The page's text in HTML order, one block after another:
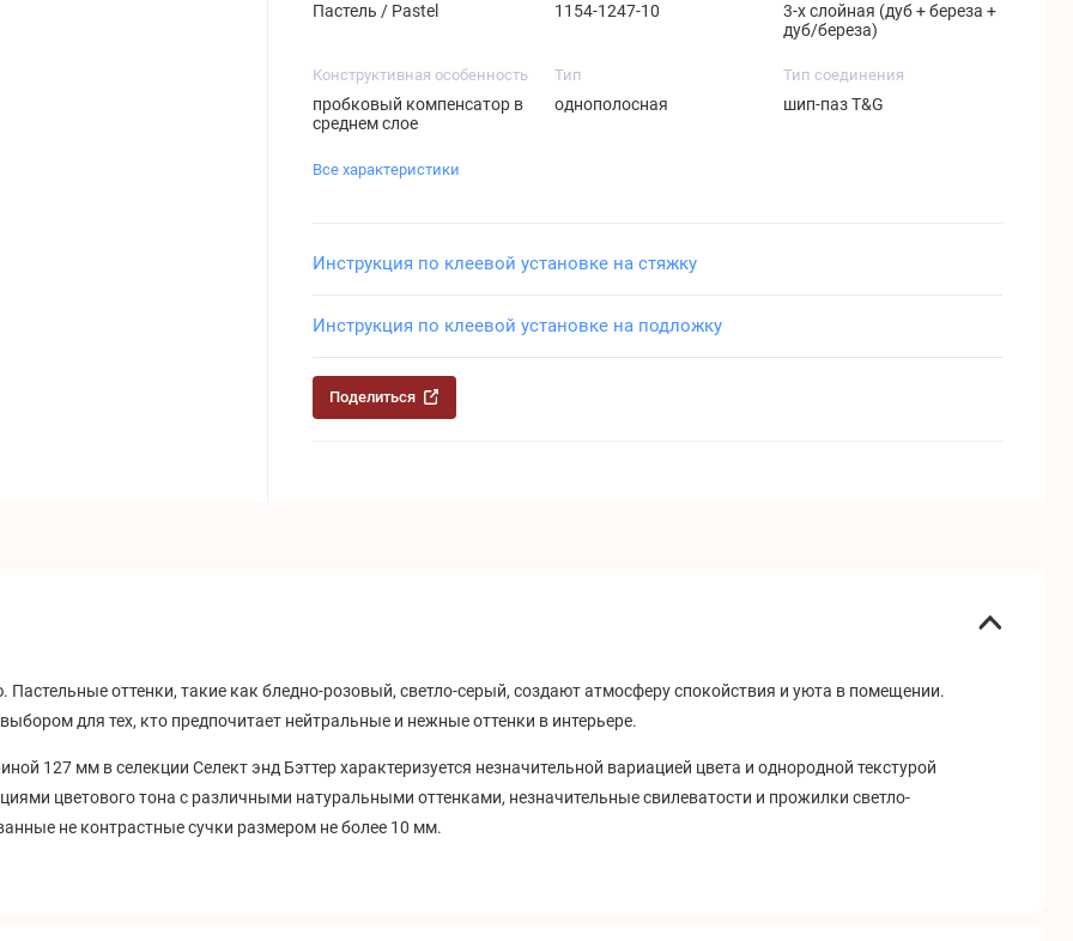
Пастель / Pastel 1154-1247-10
3-х слойная (дуб + береза +
дуб/береза)
Конструктивная особенность
пробковый компенсатор в
среднем слое
Тип
однополосная
Тип соединения
шип-паз T&G
Все характеристики
Поделиться
Инструкция по клеевой установке на стяжку
Инструкция по клеевой установке на подложку
оттенки, такие как бледно-розовый, светло-серый, создают атмосферу спокойствия и уюта в помещении.
для тех, кто предпочитает нейтральные и нежные оттенки в интерьере.
127 мм в селекции Селект энд Бэттер характеризуется незначительной вариацией цвета и однородной текстурой
цветового тона с различными натуральными оттенками, незначительные свилеватости и прожилки светло-
не контрастные сучки размером не более 10 мм.